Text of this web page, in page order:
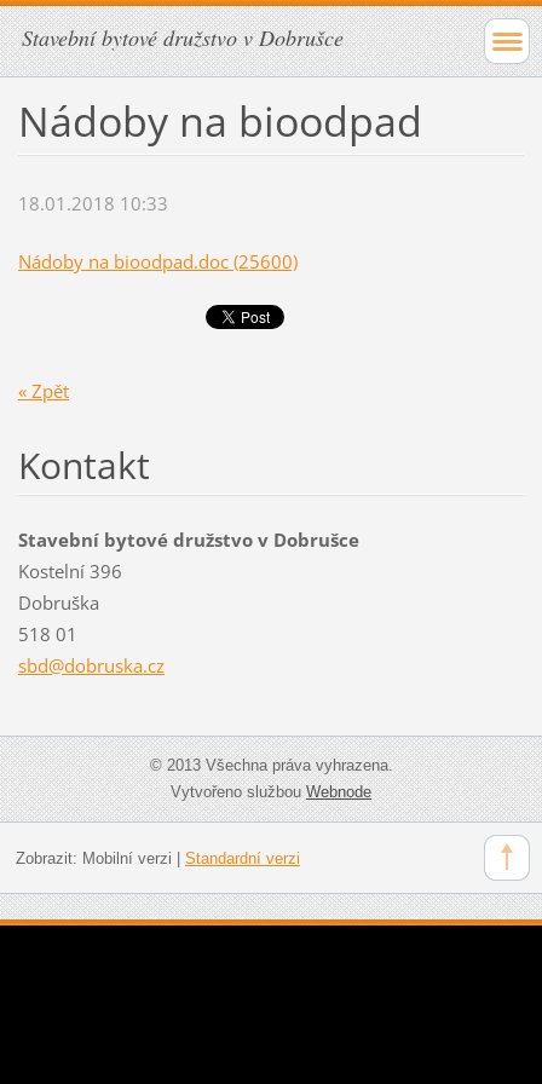
Stavební bytové družstvo v Dobrušce
Nádoby na bioodpad
18.01.2018 10:33
Nádoby na bioodpad.doc (25600)
« Zpět
Kontakt
Stavební bytové družstvo v Dobrušce
Kostelní 396
Dobruška
518 01
sbd@dobruska.cz
© 2013 Všechna práva vyhrazena.
Vytvořeno službouWebnode
Zobrazit: Mobilní verzi Standardní verzi